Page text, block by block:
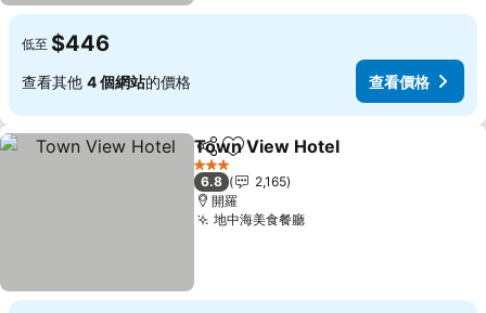
低至 $446
查看其他 4 個網站的價格 查看價格
分享 加入我的最愛
Town View Hotel
3 星級
6.8
2,165
開羅
地中海美食餐廳查看價格